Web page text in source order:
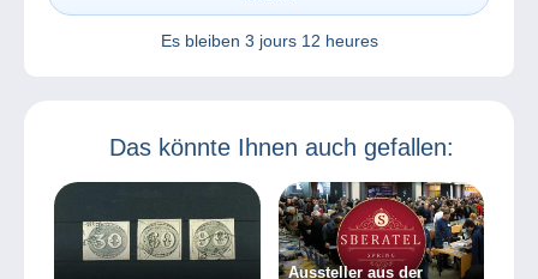
Es bleiben 3 jours 12 heures
Das könnte Ihnen auch gefallen:
Aussteller aus der